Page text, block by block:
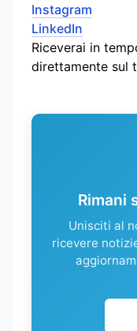
Instagram
LinkedIn
Riceverai in
direttamente sul
Rimani
Unisciti al
ricevere